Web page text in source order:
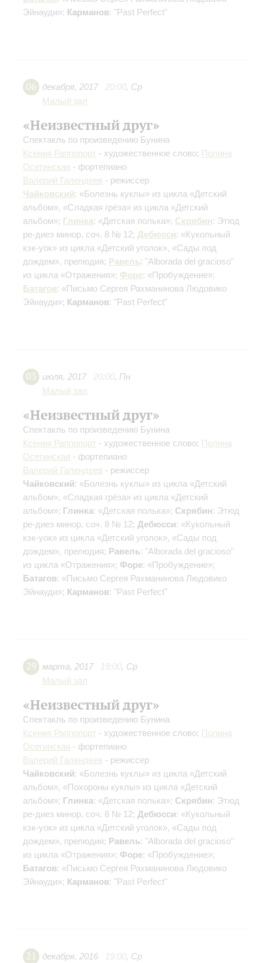
Эйнауди»; Карманов: "Past Perfect"
06 декабря, 2017 20:00, Ср
Малый зал
«Неизвестный друг»
Спектакль по произведению Бунина
Ксения Раппопорт - художественное слово; Полина
Осетинская - фортепиано
Валерий Галендеев - режиссер
Чайковский: «Болезнь куклы» из цикла «Детский
альбом», «Сладкая грёза» из цикла «Детский
альбом»; Глинка: «Детская полька»; Скрябин: Этюд
ре-диез минор, соч. 8 № 12; Дебюсси: «Кукольный
кэк-уок» из цикла «Детский уголок», «Сады под
дождем», прелюдия; Равель: "Alborada del gracioso"
из цикла «Отражения»; Форе: «Пробуждение»;
Батагов: «Письмо Сергея Рахманинова Людовико
Эйнауди»; Карманов: "Past Perfect"
03 июля, 2017 20:00, Пн
Малый зал
«Неизвестный друг»
Спектакль по произведению Бунина
Ксения Раппопорт - художественное слово; Полина
Осетинская - фортепиано
Валерий Галендеев - режиссер
Чайковский: «Болезнь куклы» из цикла «Детский
альбом», «Сладкая грёза» из цикла «Детский
альбом»; Глинка: «Детская полька»; Скрябин: Этюд
ре-диез минор, соч. 8 № 12; Дебюсси: «Кукольный
кэк-уок» из цикла «Детский уголок», «Сады под
дождем», прелюдия; Равель: "Alborada del gracioso"
из цикла «Отражения»; Форе: «Пробуждение»;
Батагов: «Письмо Сергея Рахманинова Людовико
Эйнауди»; Карманов: "Past Perfect"
29 марта, 2017 19:00, Ср
Малый зал
«Неизвестный друг»
Спектакль по произведению Бунина
Ксения Раппопорт - художественное слово; Полина
Осетинская - фортепиано
Валерий Галендеев - режиссер
Чайковский: «Болезнь куклы» из цикла «Детский
альбом», «Похороны куклы» из цикла «Детский
альбом»; Глинка: «Детская полька»; Скрябин: Этюд
ре-диез минор, соч. 8 № 12; Дебюсси: «Кукольный
кэк-уок» из цикла «Детский уголок», «Сады под
дождем», прелюдия; Равель: "Alborada del gracioso"
из цикла «Отражения»; Форе: «Пробуждение»;
Батагов: «Письмо Сергея Рахманинова Людовико
Эйнауди»; Карманов: "Past Perfect"
21 декабря, 2016 19:00, Ср